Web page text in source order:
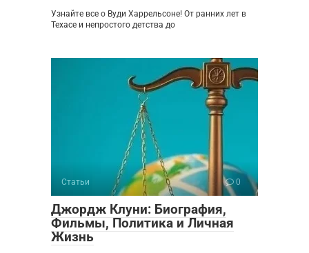
Узнайте все о Вуди Харрельсоне! От ранних лет в
Техасе и непростого детства до
Статьи 0
Джордж Клуни: Биография,
Фильмы, Политика и Личная
Жизнь